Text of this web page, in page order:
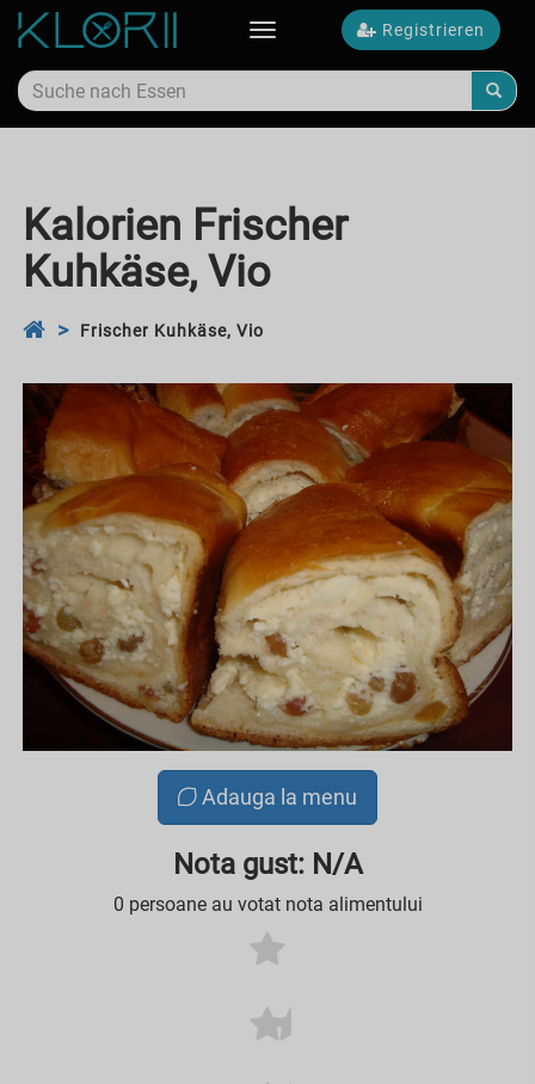
Registrieren
Toggle
Kalorien Frischer
Kuhkäse, Vio
Frischer Kuhkäse, Vio
Adauga la menu
Nota gust: N/A
0 persoane au votat nota alimentului